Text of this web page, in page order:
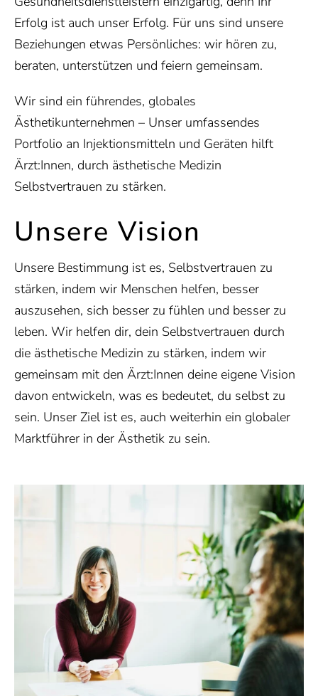
Erfolg ist auch unser Erfolg. Für uns sind unsere
Beziehungen etwas Persönliches: wir hören zu,
beraten, unterstützen und feiern gemeinsam.
Wir sind ein führendes, globales
Ästhetikunternehmen – Unser umfassendes
Portfolio an Injektionsmitteln und Geräten hilft
Ärzt:Innen, durch ästhetische Medizin
Selbstvertrauen zu stärken.
Unsere Vision
Unsere Bestimmung ist es, Selbstvertrauen zu
stärken, indem wir Menschen helfen, besser
auszusehen, sich besser zu fühlen und besser zu
leben. Wir helfen dir, dein Selbstvertrauen durch
die ästhetische Medizin zu stärken, indem wir
gemeinsam mit den Ärzt:Innen deine eigene Vision
davon entwickeln, was es bedeutet, du selbst zu
sein. Unser Ziel ist es, auch weiterhin ein globaler
Marktführer in der Ästhetik zu sein.